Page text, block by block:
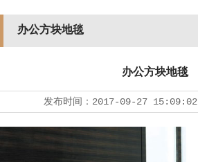
办公方块地毯
办公方块地毯
发布时间： 2017-09-27 15:09:02